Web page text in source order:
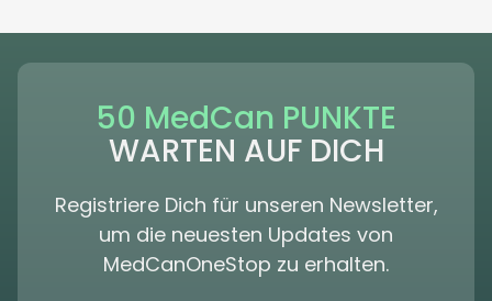
50 MedCan PUNKTE
WARTEN AUF DICH
Registriere Dich für unseren Newsletter,
um die neuesten Updates von
MedCanOneStop zu erhalten.